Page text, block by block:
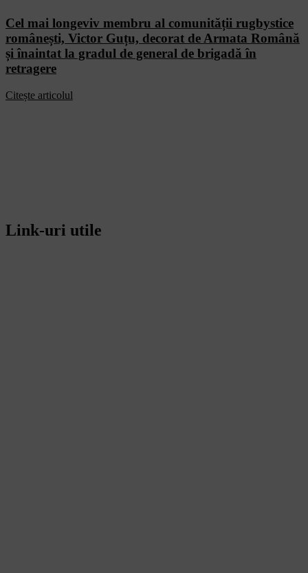
Cel mai longeviv membru al comunității rugbystice
românești, Victor Guțu, decorat de Armata Română
și înaintat la gradul de general de brigadă în
retragere
Citește articolul
Link-uri utile